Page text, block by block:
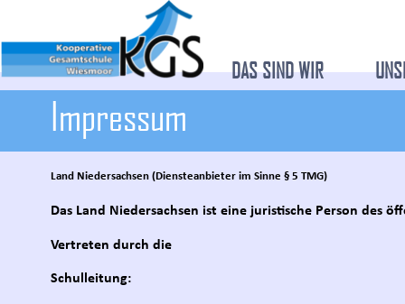
DAS SIND WIR
Impressum
Land Niedersachsen (Diensteanbieter im Sinne § 5 TMG)
Das Land Niedersachsen ist eine juristische Person des
Vertreten durch die
Schulleitung: